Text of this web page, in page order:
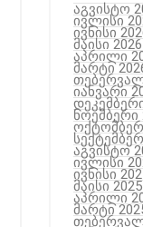
აგვისტო
ივლისი
ივნისი
მაისი 2026
აპრილი
მარტი
იანვარი
ნოემბერი
აგვისტო
ივლისი
ივნისი
მაისი 2025
აპრილი
მარტი